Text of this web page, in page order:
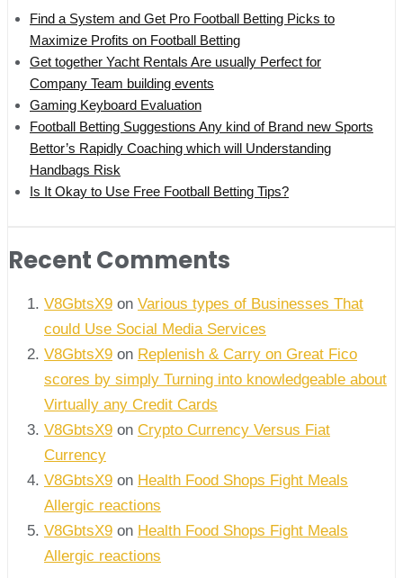
Find a System and Get Pro Football Betting Picks to
Maximize Profits on Football Betting
Get together Yacht Rentals Are usually Perfect for
Company Team building events
Gaming Keyboard Evaluation
Football Betting Suggestions Any kind of Brand new Sports
Bettor’s Rapidly Coaching which will Understanding
Handbags Risk
Is It Okay to Use Free Football Betting Tips?
Recent Comments
V8GbtsX9 on Various types of Businesses That
could Use Social Media Services
V8GbtsX9 on Replenish & Carry on Great Fico
scores by simply Turning into knowledgeable about
Virtually any Credit Cards
V8GbtsX9 on Crypto Currency Versus Fiat
Currency
V8GbtsX9 on Health Food Shops Fight Meals
Allergic reactions
V8GbtsX9 on Health Food Shops Fight Meals
Allergic reactions